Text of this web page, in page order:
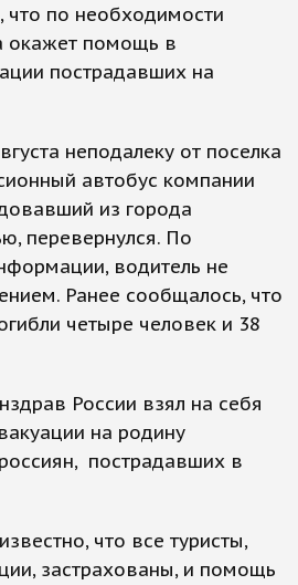
что по необходимости
окажет помощь в
пострадавших на
неподалеку от поселка
автобус компании
из города
перевернулся. По
водитель не
Ранее сообщалось, что
четыре человек и 38
России взял на себя
на родину
пострадавших в
что все туристы,
застрахованы, и помощь